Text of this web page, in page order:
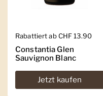
Regulärer Preis
Rabattiert ab CHF 13.90
Constantia Glen
Sauvignon Blanc
Jetzt kaufen